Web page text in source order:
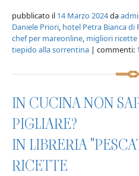
pubblicato il 14 Marzo 2024da
Daniele Priori, hotel Petra Bianca di
chef per mareonline, migliori ricette
tiepido alla sorrentina | commenti: 1
IN CUCINA NON
PIGLIARE?
IN LIBRERIA
RICETTE